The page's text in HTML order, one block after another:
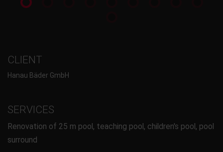
CLIENT
Hanau Bäder GmbH
SERVICES
Renovation of 25 m pool, teaching pool, children's pool, pool
surround